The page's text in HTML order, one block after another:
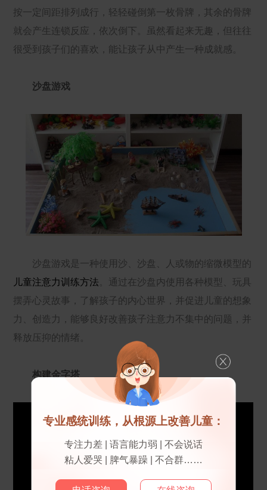
按一定间距排列成行，轻轻碰倒第一枚骨牌，其余的骨牌
就会产生连锁反应，依次倒下。虽然看起来无趣，但往往
很受到孩子们的喜欢，能让孩子从中产生一种成就感。
沙盘游戏
沙盘游戏是一种使用沙、沙盘、人或物的缩微模型的
儿童注意力训练方法 。通过在沙盘内使用各种模型、玩具
摆弄心灵故事，了解孩子的内心世界，并促进儿童的想象
力、创造力，能够良好改善孩子注意力不集中的问题，并
释放压抑的情绪。
构建金字塔
专业感统训练，从根源上改善儿童：
专注力差 | 语言能力弱 | 不会说话
粘人爱哭 | 脾气暴躁 | 不合群……